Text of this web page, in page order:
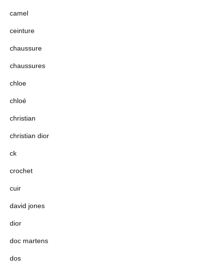
camel
ceinture
chaussure
chaussures
chloe
chloé
christian
christian dior
ck
crochet
cuir
david jones
dior
doc martens
dos